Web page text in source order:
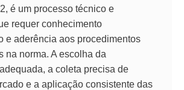
é um processo técnico e
requer conhecimento
e aderência aos procedimentos
na norma. A escolha da
a coleta precisa de
e a aplicação consistente das